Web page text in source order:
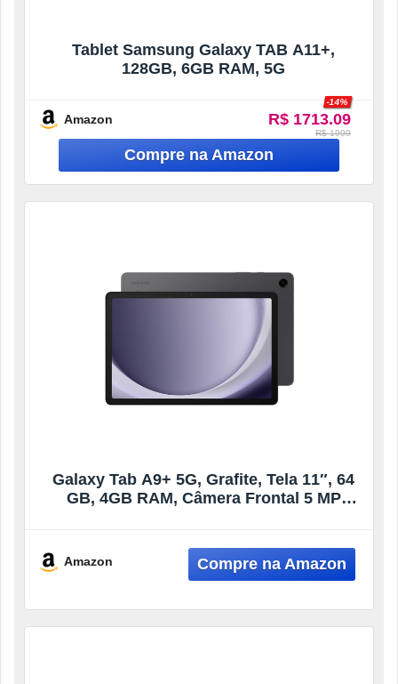
Tablet Samsung Galaxy TAB A11+,
128GB, 6GB RAM, 5G
Amazon R$ 1713.09
-14%
R$ 1999
Galaxy Tab A9+ 5G, Grafite, Tela 11″, 64
GB, 4GB RAM, Câmera Frontal 5 MP
Amazon